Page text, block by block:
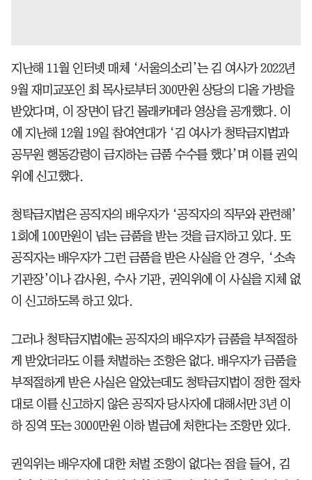
지난해 11월 인터넷 매체 ‘서울의소리’는 김 여사가 2022년
9월 재미교포인 최 목사로부터 300만원 상당의 디올 가방을
받았다며, 이 장면이 담긴 몰래카메라 영상을 공개했다. 이
에 지난해 12월 19일 참여연대가 ‘김 여사가 청탁금지법과
공무원 행동강령이 금지하는 금품 수수를 했다’며 이를 권익
위에 신고했다.
청탁금지법은 공직자의 배우자가 ‘공직자의 직무와 관련해’
1회에 100만원이 넘는 금품을 받는 것을 금지하고 있다. 또
공직자는 배우자가 그런 금품을 받은 사실을 안 경우, ‘소속
기관장’이나 감사원, 수사 기관, 권익위에 이 사실을 지체 없
이 신고하도록 하고 있다.
그러나 청탁금지법에는 공직자의 배우자가 금품을 부적절하
게 받았더라도 이를 처벌하는 조항은 없다. 배우자가 금품을
부적절하게 받은 사실은 알았는데도 청탁금지법이 정한 절차
대로 이를 신고하지 않은 공직자 당사자에 대해서만 3년 이
하 징역 또는 3000만원 이하 벌금에 처한다는 조항만 있다.
권익위는 배우자에 대한 처벌 조항이 없다는 점을 들어, 김